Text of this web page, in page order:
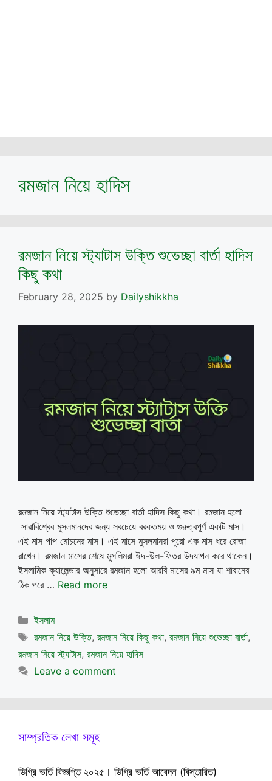
রমজান নিয়ে হাদিস
রমজান নিয়ে স্ট্যাটাস উক্তি শুভেচ্ছা বার্তা হাদিস
কিছু কথা
February 28, 2025 by Dailyshikkha
রমজান নিয়ে স্ট্যাটাস উক্তি শুভেচ্ছা বার্তা হাদিস কিছু কথা। রমজান হলো
সারাবিশ্বের মুসলমানদের জন্য সবচেয়ে বরকতময় ও গুরুত্বপূর্ণ একটি মাস।
এই মাস পাপ মোচনের মাস। এই মাসে মুসলমানরা পুরো এক মাস ধরে রোজা
রাখেন। রমজান মাসের শেষে মুসলিমরা ঈদ-উল-ফিতর উদযাপন করে থাকেন।
ইসলামিক ক্যালেন্ডার অনুসারে রমজান হলো আরবি মাসের ৯ম মাস যা শাবানের
ঠিক পরে … Read more
Categories
ইসলাম
Tags
রমজান নিয়ে উক্তি, রমজান নিয়ে কিছু কথা, রমজান নিয়ে শুভেচ্ছা বার্তা,
রমজান নিয়ে স্ট্যাটাস, রমজান নিয়ে হাদিস
Leave a comment
সাম্প্রতিক লেখা সমূহ
ডিগ্রি ভর্তি বিজ্ঞপ্তি ২০২৫। ডিগ্রি ভর্তি আবেদন (বিস্তারিত)